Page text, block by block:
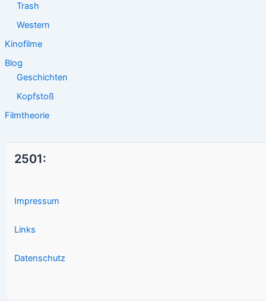
Trash
Western
Kinofilme
Blog
Geschichten
Kopfstoß
Filmtheorie
2501:
Impressum
Links
Datenschutz